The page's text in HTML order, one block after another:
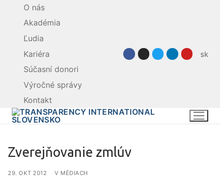
PreskočiťO nás
Akadémia
Ľudia
Kariéra
Súčasní donori
Výročné správy
Kontakt
sk
Zverejňovanie zmlúv
V MÉDIACH